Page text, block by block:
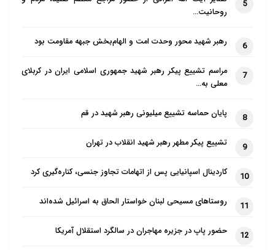
توسط مقامات حفاظت از قانون اساسی آلمان تحت نظر
مطلع می‌کند.
علاوه بر این، او نسبت به مرتبط دانستن مساجد با اتحادیه
آن در آلمان در گذشته مورد انتقاد قرار گرفته است،
اجتماعات مسجد نگاه کنیم. زیرا جوامع می‌توانند از شهری
به شهر دیگر بسیار متفاوت باشند.
مساجدی که بخشی از DITIB، بزرگ‌ترین سازمان حمایتی
مساجد در آلمان هستند، مورد انتقاد قرار گرفته‌اند، زیرا
5
روحانیت…
6 رهبر شهید محور وحدت امت و الهام‌بخش جبهه مقاومت بود
7
مراسم تشییع پیکر رهبر شهید جمهوری اسلامی ایران در کربلای
معلی به…
8 پایان حماسه تشییع میلیونی رهبر شهید در قم
9 تشییع پیکر مطهر رهبر شهید انقلاب در تهران
10 کاردینال اسپانیایی پس از اتهامات تجاوز جنسی، کناره‌گیری کرد
11 روستاهای مسیحی لبنان خواستار الحاق به اسرائیل شده‌اند
12 حضور پاپ در جزیره مهاجران در سالگرد استقلال آمریکا